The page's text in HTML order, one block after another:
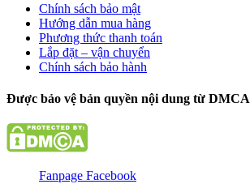
Chính sách bảo mật
Hướng dẫn mua hàng
Phương thức thanh toán
Lắp đặt – vận chuyển
Chính sách bảo hành
Được bảo vệ bản quyền nội dung từ DMCA
Fanpage Facebook